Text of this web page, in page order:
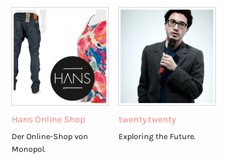
Hans Online Shop
Der Online-Shop von
Monopol.
twenty.twenty
Exploring the Future.